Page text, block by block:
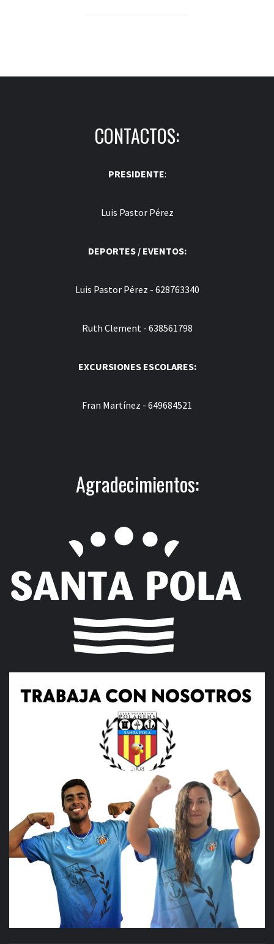
CONTACTOS:
PRESIDENTE:
Luis Pastor Pérez
DEPORTES / EVENTOS:
Luis Pastor Pérez - 628763340
Ruth Clement - 638561798
EXCURSIONES ESCOLARES:
Fran Martínez - 649684521
Agradecimientos: